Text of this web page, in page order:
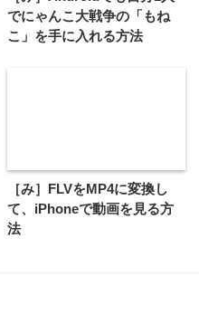
でにゃんこ大戦争の「もね
こ」を手に入れる方法
［み］FLVをMP4に変換し
て、iPhoneで動画を見る方
法